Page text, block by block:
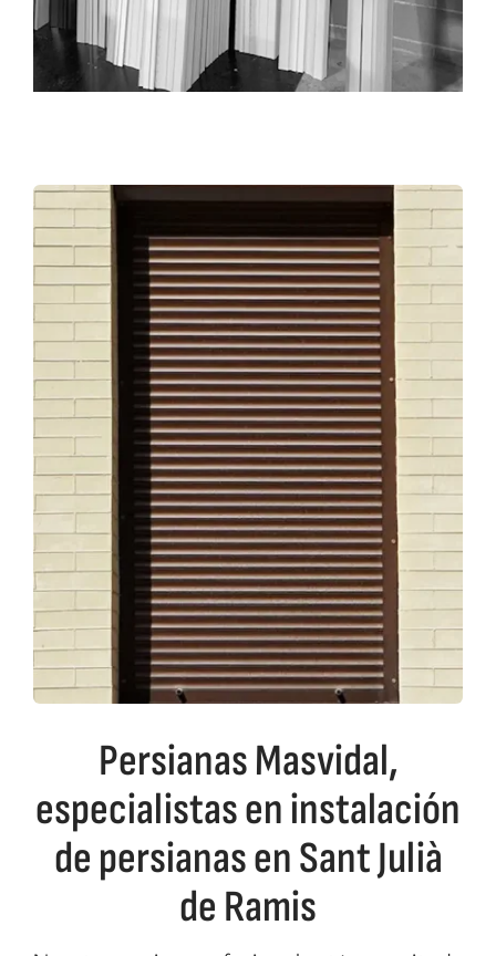
Persianas Masvidal,
especialistas en instalación
de persianas en Sant Julià
de Ramis